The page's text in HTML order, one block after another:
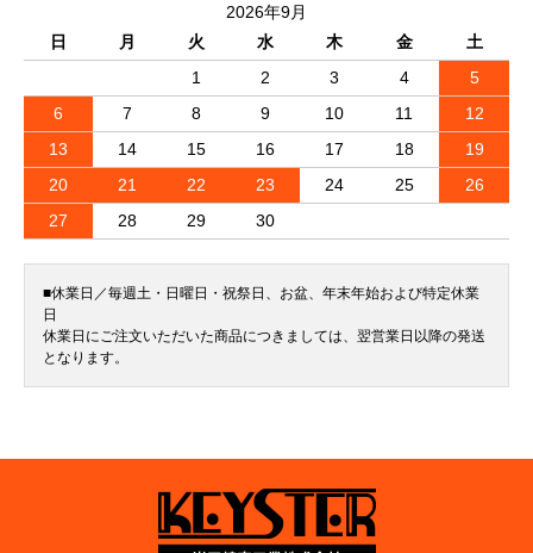
2026年9月
日
月 火 水 木 金
土
1
2 3 4
5
6
7 8 9 10 11
12
13
14 15 16 17 18
19
20
21 22 23 24 25
26
27
28 29 30
■休業日／毎週土・日曜日・祝祭日、お盆、年末年始および特定休業
日
休業日にご注文いただいた商品につきましては、翌営業日以降の発送
となります。